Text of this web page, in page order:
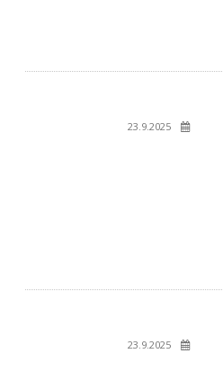
23.9.2025
23.9.2025